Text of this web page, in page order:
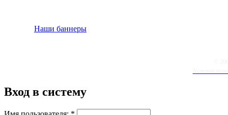
Наши баннеры
Вход в систему